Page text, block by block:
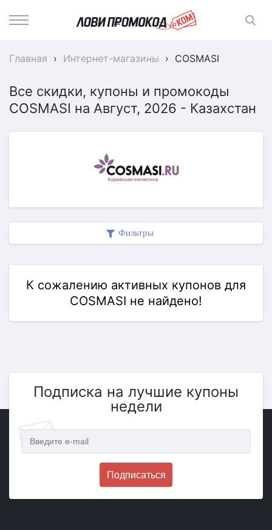
Главная › Интернет-магазины › COSMASI
Все скидки, купоны и промокоды
COSMASI на Август, 2026 - Казахстан
Фильтры
К сожалению активных купонов для
COSMASI не найдено!
Подписка на лучшие купоны
недели
Подписаться